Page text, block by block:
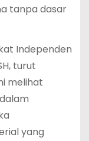
tanpa dasar
Independen
turut
melihat
yang